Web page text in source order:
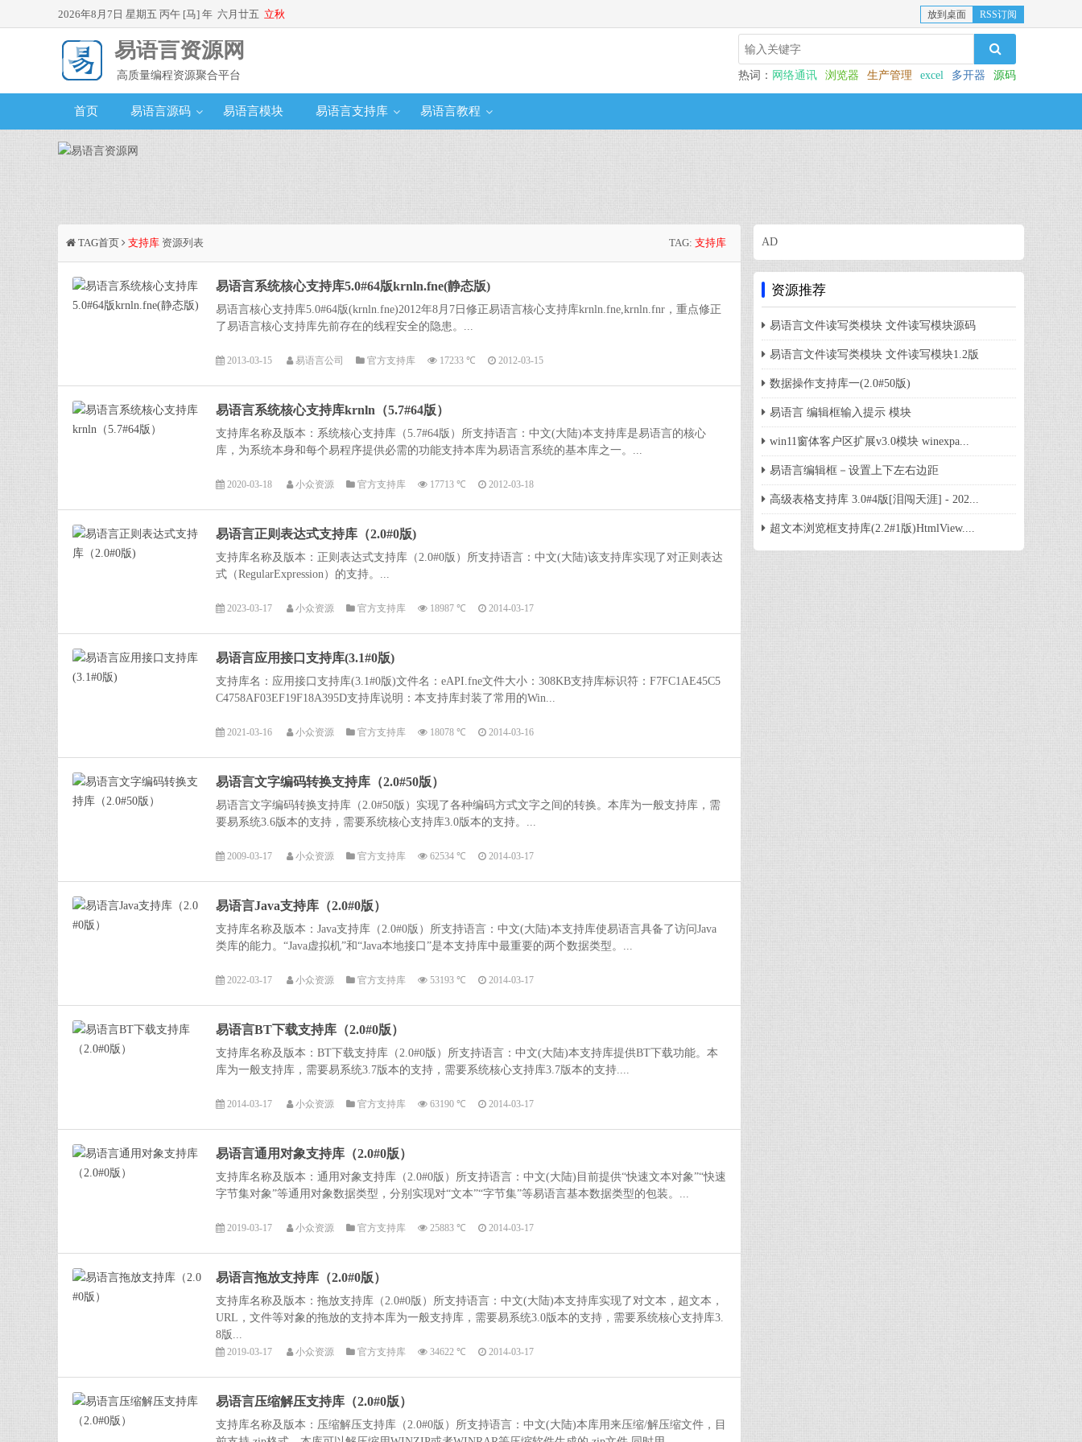
2026年8月7日 星期五 丙午 [马] 年 六月廿五 立秋 放到桌面 RSS订阅
易语言资源网
高质量编程资源聚合平台 热词： 网络通讯 浏览器 生产管理 excel 多开器 源码
首页 易语言源码 易语言模块 易语言支持库 易语言教程
TAG首页 支持库 资源列表 TAG: 支持库
易语言系统核心支持库5.0#64版krnln.fne(静态版)
易语言核心支持库5.0#64版(krnln.fne)2012年8月7日修正易语言核心支持库krnln.fne,krnln.fnr，重点修正
了易语言核心支持库先前存在的线程安全的隐患。...
2013-03-15 易语言公司 官方支持库 17233 ℃ 2012-03-15
易语言系统核心支持库krnln（5.7#64版）
支持库名称及版本：系统核心支持库（5.7#64版）所支持语言：中文(大陆)本支持库是易语言的核心
库，为系统本身和每个易程序提供必需的功能支持本库为易语言系统的基本库之一。...
2020-03-18 小众资源 官方支持库 17713 ℃ 2012-03-18
易语言正则表达式支持库（2.0#0版)
支持库名称及版本：正则表达式支持库（2.0#0版）所支持语言：中文(大陆)该支持库实现了对正则表达
式（RegularExpression）的支持。...
2023-03-17 小众资源 官方支持库 18987 ℃ 2014-03-17
易语言应用接口支持库(3.1#0版)
支持库名：应用接口支持库(3.1#0版)文件名：eAPI.fne文件大小：308KB支持库标识符：F7FC1AE45C5
C4758AF03EF19F18A395D支持库说明：本支持库封装了常用的Win...
2021-03-16 小众资源 官方支持库 18078 ℃ 2014-03-16
易语言文字编码转换支持库（2.0#50版）
易语言文字编码转换支持库（2.0#50版）实现了各种编码方式文字之间的转换。本库为一般支持库，需
要易系统3.6版本的支持，需要系统核心支持库3.0版本的支持。...
2009-03-17 小众资源 官方支持库 62534 ℃ 2014-03-17
易语言Java支持库（2.0#0版）
支持库名称及版本：Java支持库（2.0#0版）所支持语言：中文(大陆)本支持库使易语言具备了访问Java
类库的能力。“Java虚拟机”和“Java本地接口”是本支持库中最重要的两个数据类型。...
2022-03-17 小众资源 官方支持库 53193 ℃ 2014-03-17
易语言BT下载支持库（2.0#0版）
支持库名称及版本：BT下载支持库（2.0#0版）所支持语言：中文(大陆)本支持库提供BT下载功能。本
库为一般支持库，需要易系统3.7版本的支持，需要系统核心支持库3.7版本的支持....
2014-03-17 小众资源 官方支持库 63190 ℃ 2014-03-17
易语言通用对象支持库（2.0#0版）
支持库名称及版本：通用对象支持库（2.0#0版）所支持语言：中文(大陆)目前提供“快速文本对象”“快速
字节集对象”等通用对象数据类型，分别实现对“文本”“字节集”等易语言基本数据类型的包装。...
2019-03-17 小众资源 官方支持库 25883 ℃ 2014-03-17
易语言拖放支持库（2.0#0版）
支持库名称及版本：拖放支持库（2.0#0版）所支持语言：中文(大陆)本支持库实现了对文本，超文本，
URL，文件等对象的拖放的支持本库为一般支持库，需要易系统3.0版本的支持，需要系统核心支持库3.
8版...
2019-03-17 小众资源 官方支持库 34622 ℃ 2014-03-17
易语言压缩解压支持库（2.0#0版）
支持库名称及版本：压缩解压支持库（2.0#0版）所支持语言：中文(大陆)本库用来压缩/解压缩文件，目
AD
资源推荐
易语言文件读写类模块 文件读写模块源码
易语言文件读写类模块 文件读写模块1.2版
数据操作支持库一(2.0#50版)
易语言 编辑框输入提示 模块
win11窗体客户区扩展v3.0模块 winexpa...
易语言编辑框－设置上下左右边距
高级表格支持库 3.0#4版[泪闯天涯] - 202...
超文本浏览框支持库(2.2#1版)HtmlView....